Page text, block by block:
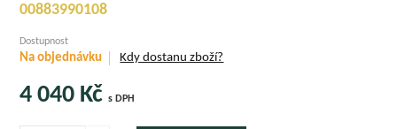
00883990108
Dostupnost
Na objednávku Kdy dostanu zboží?
4 040 Kčs DPH